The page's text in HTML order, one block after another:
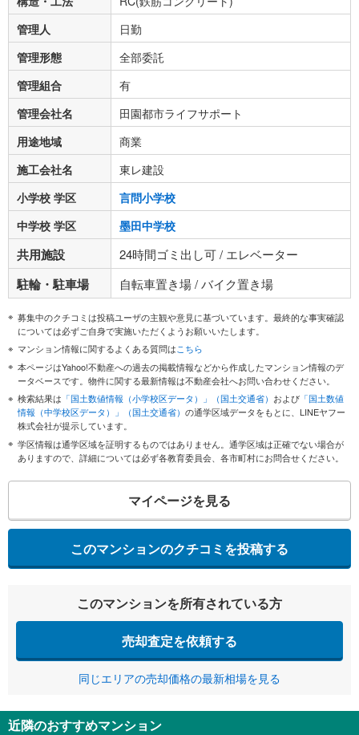
管理人
日勤
管理形態
全部委託
管理組合
有
管理会社名
田園都市ライフサポート
用途地域
商業
施工会社名
東レ建設
小学校 学区
言問小学校
中学校 学区
墨田中学校
共用施設 24時間ゴミ出し可 / エレベーター
駐輪・駐車場 自転車置き場 / バイク置き場
募集中のクチコミは投稿ユーザの主観や意見に基づいています。最終的な事実確認
については必ずご自身で実施いただくようお願いいたします。
マンション情報に関するよくある質問はこちら
本ページはYahoo!不動産への過去の掲載情報などから作成したマンション情報のデ
ータベースです。物件に関する最新情報は不動産会社へお問い合わせください。
検索結果は 「国土数値情報（小学校区データ）」（国土交通省） および 「国土数値
情報（中学校区データ）」（国土交通省） の通学区域データをもとに、LINEヤフー
株式会社が提示しています。
学区情報は通学区域を証明するものではありません。通学区域は正確でない場合が
ありますので、詳細については必ず各教育委員会、各市町村にお問合せください。
マイページを見る
このマンションのクチコミを投稿する
このマンションを所有されている方
売却査定を依頼する
同じエリアの売却価格の最新相場を見る
近隣のおすすめマンション